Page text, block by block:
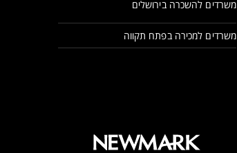
משרדים להשכרה בירושלים
משרדים למכירה בפתח תקווה